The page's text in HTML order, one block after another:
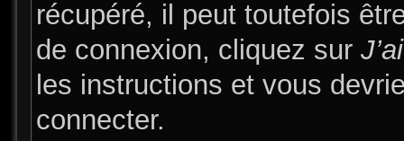
récupéré, il peut toutefois
de connexion, cliquez sur
les instructions et vous
connecter.